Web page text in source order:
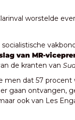
worstelde
van MR-
de kranten van
men dat 57 procent
gaan ontvangen,
ook van Les